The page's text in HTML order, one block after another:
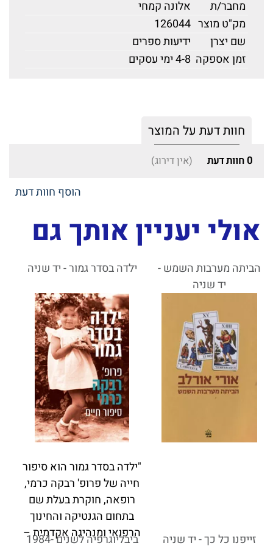
מחבר/ת
אלונה קמחי
מק"ט מוצר 126044
שם יצרן
ידיעות ספרים
זמן אספקה 4-8 ימי עסקים
חוות דעת על המוצר
0 חוות דעת (אין דירוג)
הוסף חוות דעת
אולי יעניין אותך גם
הביתה מערבות השמש -
יד שניה
ילדה בסדר גמור - יד שניה
"ילדה בסדר גמור הוא סיפור
חייה של פרופ' רבקה כרמי,
רופאה, חוקרת בעלת שם
בתחום הגנטיקה והחינוך
הרפואי ומנהיגה אקדמית –
זייפנו כל כך - יד שניה
ביבליוגרפיה לשנים 1984-